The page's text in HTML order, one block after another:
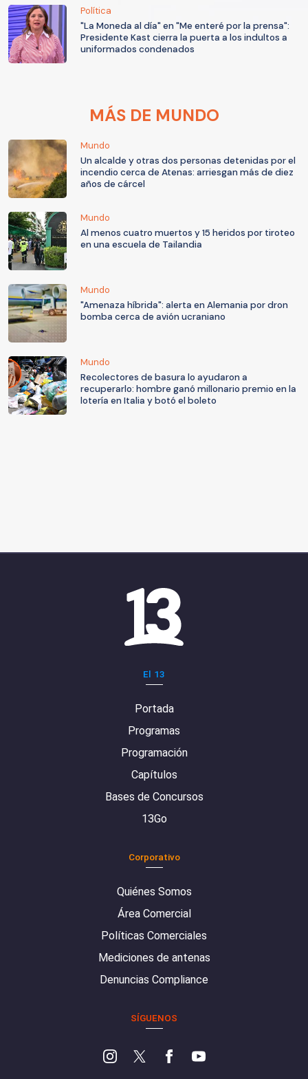
Política
"La Moneda al día" en "Me enteré por la prensa":
Presidente Kast cierra la puerta a los indultos a
uniformados condenados
MÁS DE MUNDO
Mundo
Un alcalde y otras dos personas detenidas por el
incendio cerca de Atenas: arriesgan más de diez
años de cárcel
Mundo
Al menos cuatro muertos y 15 heridos por tiroteo
en una escuela de Tailandia
Mundo
"Amenaza híbrida": alerta en Alemania por dron
bomba cerca de avión ucraniano
Mundo
Recolectores de basura lo ayudaron a
recuperarlo: hombre ganó millonario premio en la
lotería en Italia y botó el boleto
El 13
Portada
Programas
Programación
Capítulos
Bases de Concursos
13Go
Corporativo
Quiénes Somos
Área Comercial
Políticas Comerciales
Mediciones de antenas
Denuncias Compliance
SÍGUENOS